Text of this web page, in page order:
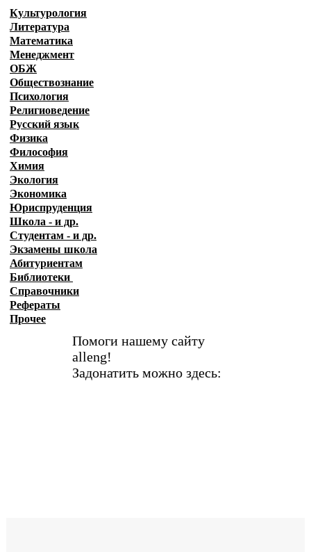
Культурология
Литература
Математика
Менеджмент
ОБЖ
Обществознание
Психология
Религиоведение
Русский язык
Физика
Философия
Химия
Экология
Экономика
Юриспруденция
Школа - и др.
Студентам - и др.
Экзамены школа
Абитуриентам
Библиотеки
Справочники
Рефераты
Прочее
Помоги нашему сайту
alleng!
Задонатить можно здесь: